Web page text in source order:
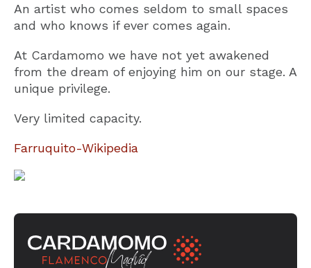
An artist who comes seldom to small spaces
and who knows if ever comes again.
At Cardamomo we have not yet awakened
from the dream of enjoying him on our stage. A
unique privilege.
Very limited capacity.
Farruquito-Wikipedia